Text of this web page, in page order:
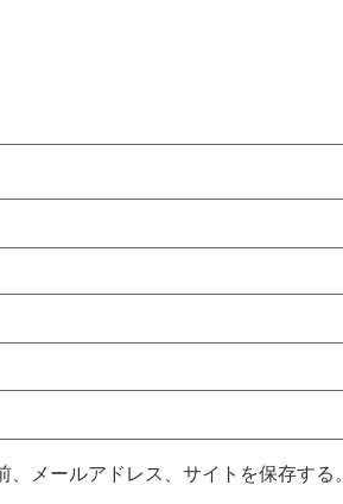
メールアドレス、サイトを保存する。